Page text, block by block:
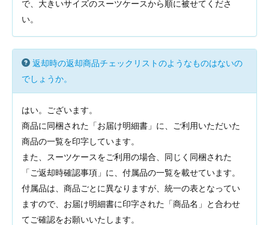
で、大きいサイズのスーツケースから順に被せてくださ
い。
返却時の返却商品チェックリストのようなものはないの
でしょうか。
はい。ございます。
商品に同梱された「お届け明細書」に、ご利用いただいた
商品の一覧を印字しています。
また、スーツケースをご利用の場合、同じく同梱された
「ご返却時確認事項」に、付属品の一覧を載せています。
付属品は、商品ごとに異なりますが、統一の表となってい
ますので、お届け明細書に印字された「商品名」と合わせ
てご確認をお願いいたします。